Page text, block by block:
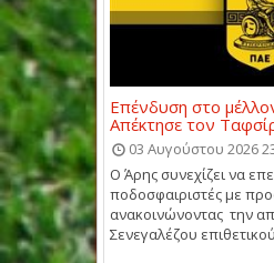
Επένδυση στο
Απέκτησε τον
03 Αυγούστου 2026
Ο Άρης συνεχίζει να
ποδοσφαιριστές με
ανακοινώνοντας την
Σενεγαλέζου